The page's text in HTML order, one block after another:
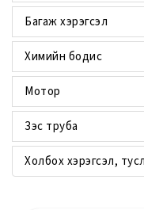
Багаж хэрэгсэл
Химийн бодис
Мотор
Зэс труба
Холбох хэрэгсэл,